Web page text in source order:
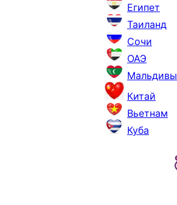
Египет
Таиланд
Сочи
ОАЭ
Мальдивы
Китай
Вьетнам
Куба